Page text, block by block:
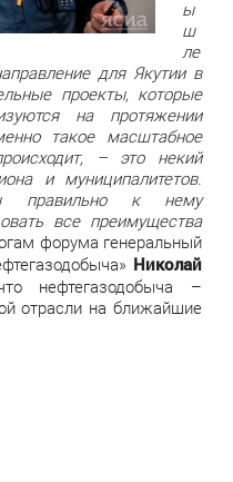
ы
ш
ле
для Якутии в
проекты, которые
на протяжении
такое масштабное
– это некий
и муниципалитетов.
правильно к нему
все преимущества
форума генеральный
Николай
нефтегазодобыча –
отрасли на ближайшие